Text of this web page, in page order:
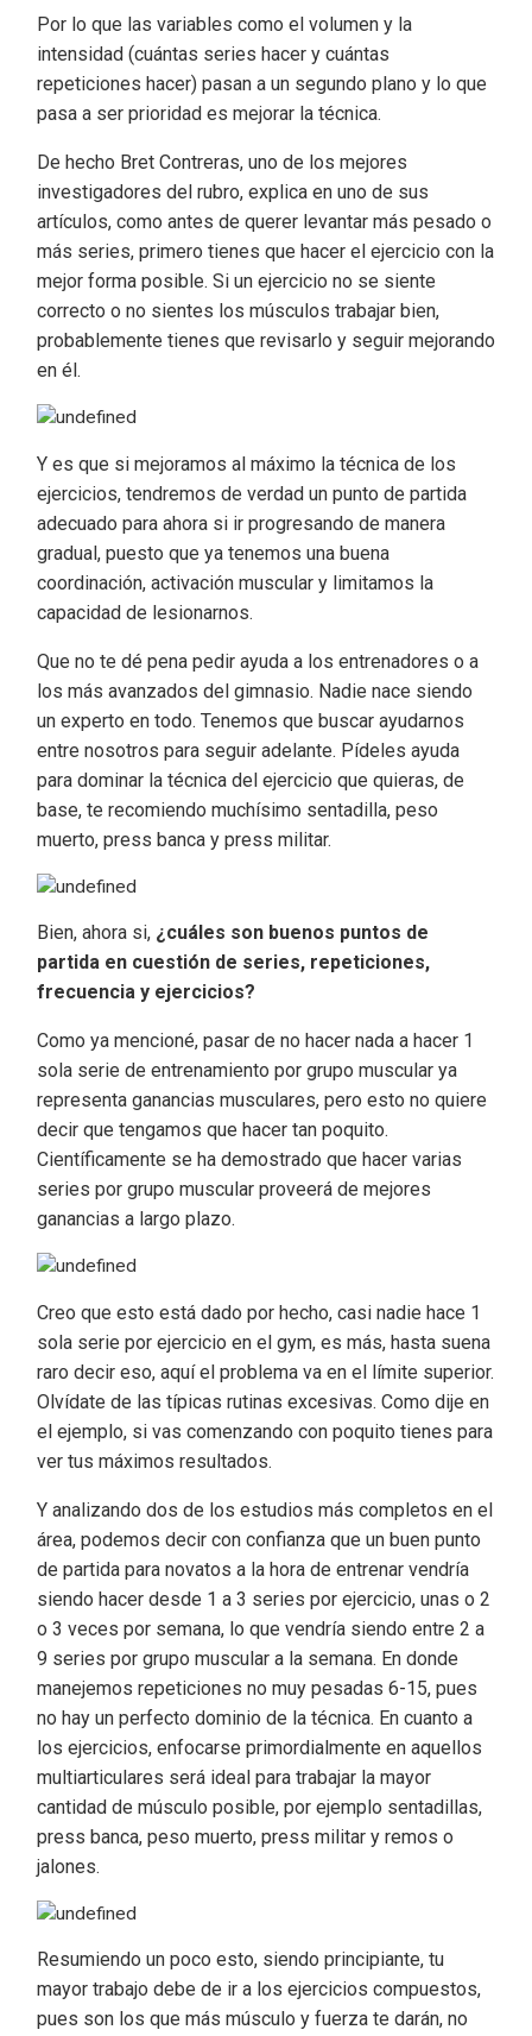
Por lo que las variables como el volumen y la
intensidad (cuántas series hacer y cuántas
repeticiones hacer) pasan a un segundo plano y lo que
pasa a ser prioridad es mejorar la técnica.
De hecho Bret Contreras, uno de los mejores
investigadores del rubro, explica en uno de sus
artículos, como antes de querer levantar más pesado o
más series, primero tienes que hacer el ejercicio con la
mejor forma posible. Si un ejercicio no se siente
correcto o no sientes los músculos trabajar bien,
probablemente tienes que revisarlo y seguir mejorando
en él.
Y es que si mejoramos al máximo la técnica de los
ejercicios, tendremos de verdad un punto de partida
adecuado para ahora si ir progresando de manera
gradual, puesto que ya tenemos una buena
coordinación, activación muscular y limitamos la
capacidad de lesionarnos.
Que no te dé pena pedir ayuda a los entrenadores o a
los más avanzados del gimnasio. Nadie nace siendo
un experto en todo. Tenemos que buscar ayudarnos
entre nosotros para seguir adelante. Pídeles ayuda
para dominar la técnica del ejercicio que quieras, de
base, te recomiendo muchísimo sentadilla, peso
muerto, press banca y press militar.
Bien, ahora si, ¿cuáles son buenos puntos de
partida en cuestión de series, repeticiones,
frecuencia y ejercicios?
Como ya mencioné, pasar de no hacer nada a hacer 1
sola serie de entrenamiento por grupo muscular ya
representa ganancias musculares, pero esto no quiere
decir que tengamos que hacer tan poquito.
Científicamente se ha demostrado que hacer varias
series por grupo muscular proveerá de mejores
ganancias a largo plazo.
Creo que esto está dado por hecho, casi nadie hace 1
sola serie por ejercicio en el gym, es más, hasta suena
raro decir eso, aquí el problema va en el límite superior.
Olvídate de las típicas rutinas excesivas. Como dije en
el ejemplo, si vas comenzando con poquito tienes para
ver tus máximos resultados.
Y analizando dos de los estudios más completos en el
área, podemos decir con confianza que un buen punto
de partida para novatos a la hora de entrenar vendría
siendo hacer desde 1 a 3 series por ejercicio, unas o 2
o 3 veces por semana, lo que vendría siendo entre 2 a
9 series por grupo muscular a la semana. En donde
manejemos repeticiones no muy pesadas 6-15, pues
no hay un perfecto dominio de la técnica. En cuanto a
los ejercicios, enfocarse primordialmente en aquellos
multiarticulares será ideal para trabajar la mayor
cantidad de músculo posible, por ejemplo sentadillas,
press banca, peso muerto, press militar y remos o
jalones.
Resumiendo un poco esto, siendo principiante, tu
mayor trabajo debe de ir a los ejercicios compuestos,
pues son los que más músculo y fuerza te darán, no